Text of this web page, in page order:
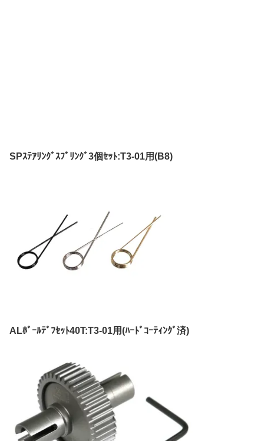
SPｽﾃｱﾘﾝｸﾞｽﾌﾟﾘﾝｸﾞ3個ｾｯﾄ:T3-01用(B8)
ALﾎﾞｰﾙﾃﾞﾌｾｯﾄ40T:T3-01用(ﾊｰﾄﾞｺｰﾃｨﾝｸﾞ済)